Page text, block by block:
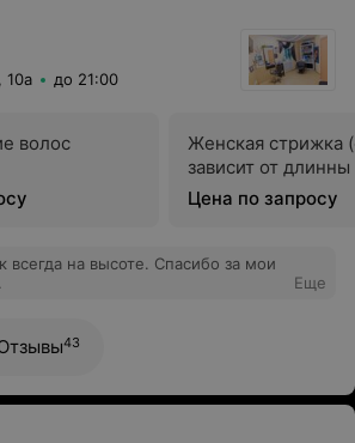
10а до 21:00
волос
Женская стрижка
зависит от
Цена по запросу
всегда на высоте. Спасибо за мои
Еще
43